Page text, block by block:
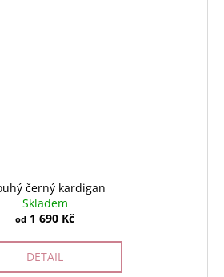
černý kardigan
Skladem
od 1 690 Kč
DETAIL